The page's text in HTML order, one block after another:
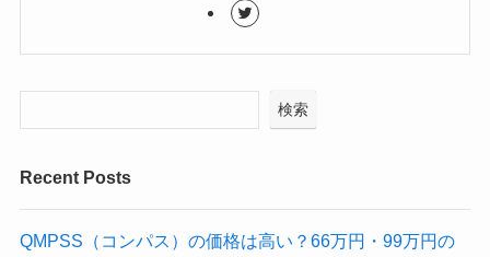
検索
Recent Posts
QMPSS（コンパス）の価格は高い？66万円・99万円の